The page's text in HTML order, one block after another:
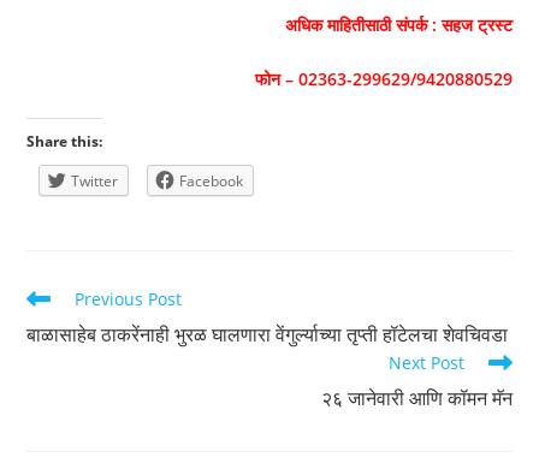
अधिक माहितीसाठी संपर्क : सहज ट्रस्ट
फोन – 02363-299629/9420880529
Share this:
Twitter
Facebook
Read
articles
Previous Post
बाळासाहेब ठाकरेंनाही भुरळ घालणारा वेंगुर्ल्याच्या तृप्ती हॉटेलचा शेवचिवडा
Next Post
२६ जानेवारी आणि कॉमन मॅन